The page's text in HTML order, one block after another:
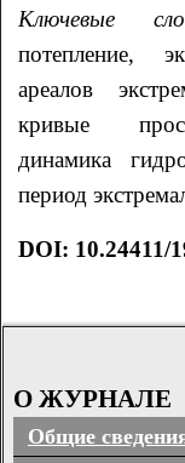
Ключевые
потепление,
ареалов
кривые
динамика
период
DOI: 10.24411/
О ЖУРНАЛЕ
Общие